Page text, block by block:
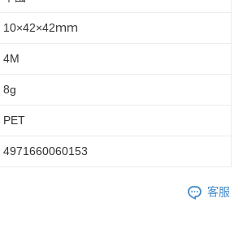
10×42×42ｍｍ
4M
8g
PET
4971660060153
客服